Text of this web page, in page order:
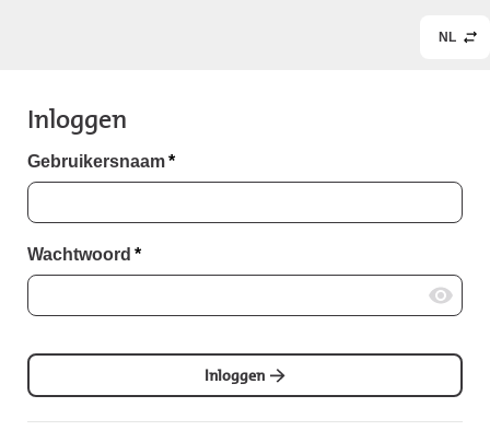
NL
Inloggen
Gebruikersnaam*
Wachtwoord *
Inloggen